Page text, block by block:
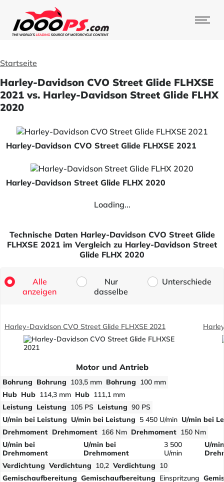
Startseite
Harley-Davidson CVO Street Glide FLHXSE
2021 vs. Harley-Davidson Street Glide FLHX
2020
Harley-Davidson CVO Street Glide FLHXSE 2021
Harley-Davidson Street Glide FLHX 2020
Loading...
Technische Daten Harley-Davidson CVO Street Glide
FLHXSE 2021 im Vergleich zu Harley-Davidson Street
Glide FLHX 2020
Alle
anzeigen
Nur
dasselbe
Unterschiede
Harley-Davidson CVO Street Glide FLHXSE 2021
Motor und Antrieb
Bohrung Bohrung 103,5 mm Bohrung 100 mm
Hub Hub 114,3 mm Hub 111,1 mm
Leistung Leistung 105 PS Leistung 90 PS
U/min bei Leistung U/min bei Leistung 5 450 U/min U/min bei
Drehmoment Drehmoment 166 Nm Drehmoment 150 Nm
U/min bei
Drehmoment
U/min bei
Drehmoment
3 500
U/min
U/
Verdichtung Verdichtung 10,2 Verdichtung 10
Gemischaufbereitung Gemischaufbereitung Einspritzung